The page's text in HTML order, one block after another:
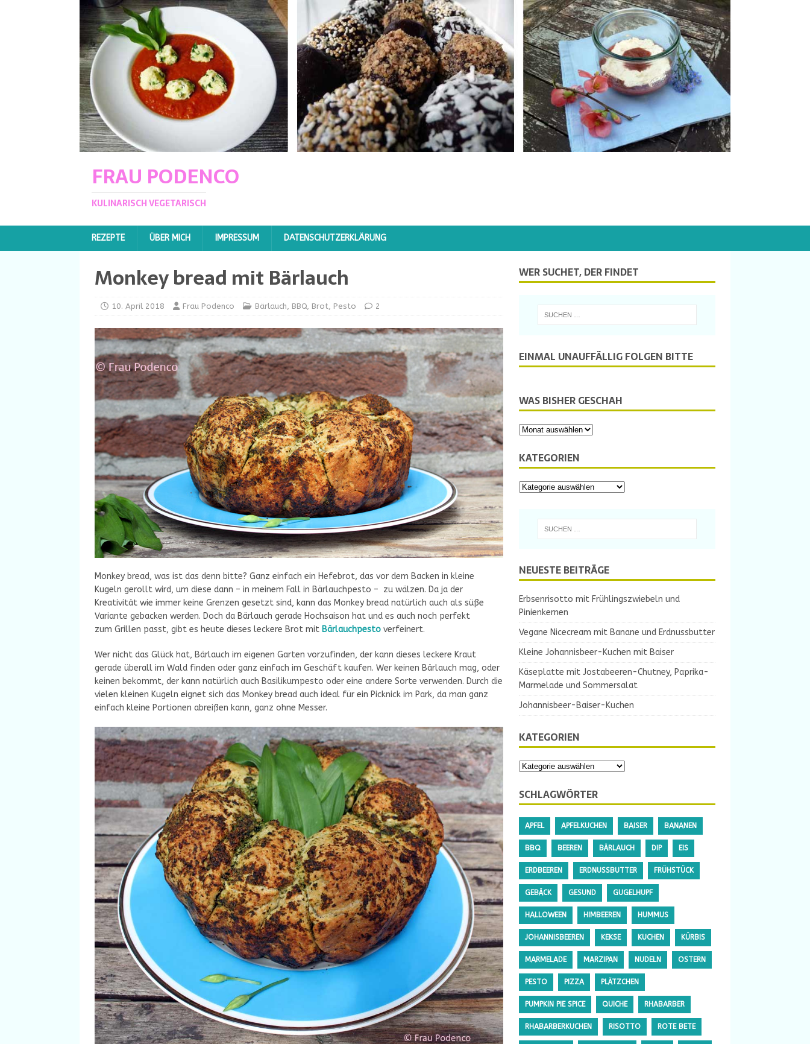
FRAU PODENCO
KULINARISCH VEGETARISCH
REZEPTE ÜBER MICH IMPRESSUM DATENSCHUTZERKLÄRUNG
Monkey bread mit Bärlauch
10. April 2018 Frau Podenco Bärlauch, BBQ, Brot, Pesto 2
Monkey bread, was ist das denn bitte? Ganz einfach ein Hefebrot, das vor dem Backen in kleine
Kugeln gerollt wird, um diese dann – in meinem Fall in Bärlauchpesto – zu wälzen. Da ja der
Kreativität wie immer keine Grenzen gesetzt sind, kann das Monkey bread natürlich auch als süße
Variante gebacken werden. Doch da Bärlauch gerade Hochsaison hat und es auch noch perfekt
zum Grillen passt, gibt es heute dieses leckere Brot mit Bärlauchpesto verfeinert.
Wer nicht das Glück hat, Bärlauch im eigenen Garten vorzufinden, der kann dieses leckere Kraut
gerade überall im Wald finden oder ganz einfach im Geschäft kaufen. Wer keinen Bärlauch mag, oder
keinen bekommt, der kann natürlich auch Basilikumpesto oder eine andere Sorte verwenden. Durch die
vielen kleinen Kugeln eignet sich das Monkey bread auch ideal für ein Picknick im Park, da man ganz
einfach kleine Portionen abreißen kann, ganz ohne Messer.
WER SUCHET, DER FINDET
EINMAL UNAUFFÄLLIG FOLGEN BITTE
WAS BISHER GESCHAH
KATEGORIEN
NEUESTE BEITRÄGE
Erbsenrisotto mit Frühlingszwiebeln und
Pinienkernen
Vegane Nicecream mit Banane und Erdnussbutter
Kleine Johannisbeer-Kuchen mit Baiser
Käseplatte mit Jostabeeren-Chutney, Paprika-
Marmelade und Sommersalat
Johannisbeer-Baiser-Kuchen
KATEGORIEN
SCHLAGWÖRTER
APFEL APFELKUCHEN BAISER BANANEN
BBQ BEEREN BÄRLAUCH DIP EIS
ERDBEEREN ERDNUSSBUTTER FRÜHSTÜCK
GEBÄCK GESUND GUGELHUPF
HALLOWEEN HIMBEEREN HUMMUS
JOHANNISBEEREN KEKSE KUCHEN KÜRBIS
MARMELADE MARZIPAN NUDELN OSTERN
PESTO PIZZA PLÄTZCHEN
PUMPKIN PIE SPICE QUICHE RHABARBER
RHABARBERKUCHEN RISOTTO ROTE BETE